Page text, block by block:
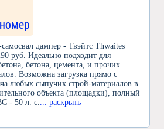
дампер - Твэйтс Thwaites
руб. Идеально подходит для
бетона, цемента, и прочих
Возможна загрузка прямо с
любых сыпучих строй-материалов в
объекта (площадки), полный
- 50 л. с.
... раскрыть